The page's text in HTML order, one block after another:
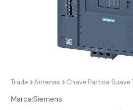
Trade Antenas
Marca:Siemens